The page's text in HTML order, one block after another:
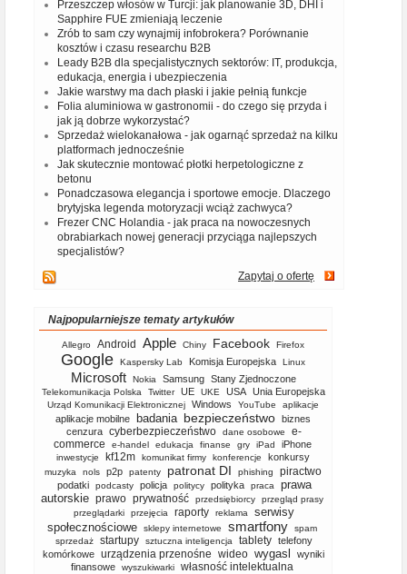
Przeszczep włosów w Turcji: jak planowanie 3D, DHI i
Sapphire FUE zmieniają leczenie
Zrób to sam czy wynajmij infobrokera? Porównanie
kosztów i czasu researchu B2B
Leady B2B dla specjalistycznych sektorów: IT, produkcja,
edukacja, energia i ubezpieczenia
Jakie warstwy ma dach płaski i jakie pełnią funkcje
Folia aluminiowa w gastronomii - do czego się przyda i
jak ją dobrze wykorzystać?
Sprzedaż wielokanałowa - jak ogarnąć sprzedaż na kilku
platformach jednocześnie
Jak skutecznie montować płotki herpetologiczne z
betonu
Ponadczasowa elegancja i sportowe emocje. Dlaczego
brytyjska legenda motoryzacji wciąż zachwyca?
Frezer CNC Holandia - jak praca na nowoczesnych
obrabiarkach nowej generacji przyciąga najlepszych
specjalistów?
Zapytaj o ofertę
Najpopularniejsze tematy artykułów
Allegro Android Apple Chiny Facebook Firefox
Google Kaspersky Lab Komisja Europejska Linux
Microsoft Nokia Samsung Stany Zjednoczone
Telekomunikacja Polska Twitter UE UKE USA Unia Europejska
Urząd Komunikacji Elektronicznej Windows YouTube aplikacje
aplikacje mobilne badania bezpieczeństwo biznes
cenzura cyberbezpieczeństwo dane osobowe
e-
commerce
e-handel edukacja finanse gry iPad iPhone
inwestycje kf12m komunikat firmy konferencje konkursy
muzyka nols p2p patenty patronat DI phishing piractwo
podatki podcasty policja politycy polityka praca
prawa
autorskie prawo prywatność przedsiębiorcy
przegląd prasy
przeglądarki
przejęcia raporty reklama
serwisy
społecznościowe
sklepy internetowe smartfony
spam
sprzedaż
startupy sztuczna inteligencja tablety telefony
komórkowe
urządzenia przenośne wideo wygasl
wyniki
finansowe
wyszukiwarki własność intelektualna